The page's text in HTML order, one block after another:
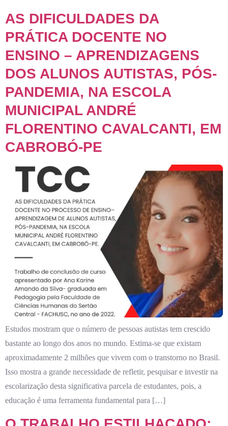
AS DIFICULDADES DA
PRÁTICA DOCENTE NO
ENSINO – APRENDIZAGENS
DOS ALUNOS AUTISTAS, PÓS-
PANDEMIA, NA ESCOLA
MUNICIPAL ANDRÉ
FLORENTINO CAVALCANTI, EM
CABROBÓ-PE
Estudos mostram que o número de pessoas autistas tem crescido
bastante ao longo dos anos no mundo. Estima-se que existam
aproximadamente 2 milhões que vivem com o transtorno no Brasil.
Isso mostra a grande necessidade de refletir, pesquisar e investir na
escolarização desta significativa parcela de estudantes, pois, a
educação é uma ferramenta fundamental para […]